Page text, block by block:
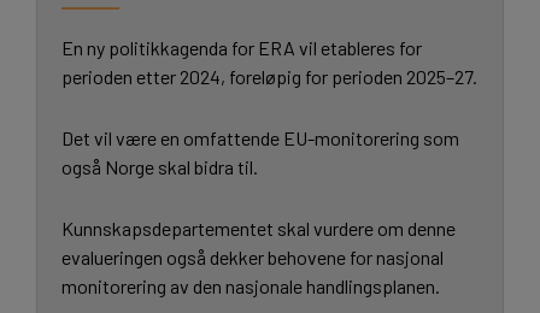
En ny politikkagenda for ERA vil etableres for
perioden etter 2024, foreløpig for perioden 2025–27.
Det vil være en omfattende EU-monitorering som
også Norge skal bidra til.
Kunnskapsdepartementet skal vurdere om denne
evalueringen også dekker behovene for nasjonal
monitorering av den nasjonale handlingsplanen.